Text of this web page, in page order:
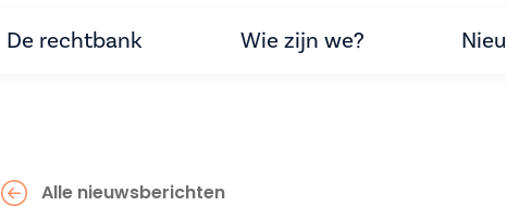
De rechtbank Wie zijn we?
Alle nieuwsberichten